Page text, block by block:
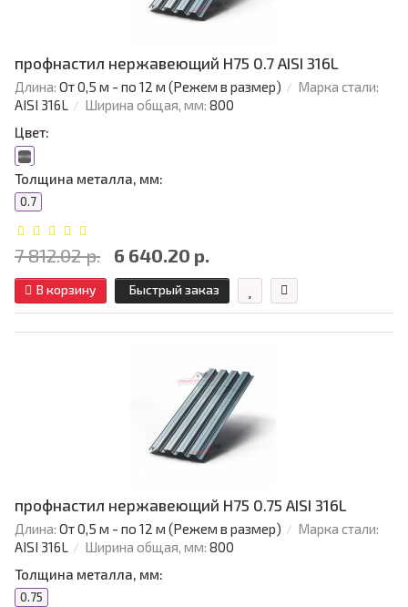
профнастил нержавеющий H75 0.7 AISI 316L
Длина: От 0,5 м - по 12 м (Режем в размер)
Марка стали:
AISI 316L
Ширина общая, мм: 800
Цвет:
Толщина металла, мм:
0.7
7 812.02 р. 6 640.20 р.
В корзину Быстрый заказ
профнастил нержавеющий H75 0.75 AISI 316L
Длина: От 0,5 м - по 12 м (Режем в размер)
Марка стали:
AISI 316L
Ширина общая, мм: 800
Толщина металла, мм:
0.75